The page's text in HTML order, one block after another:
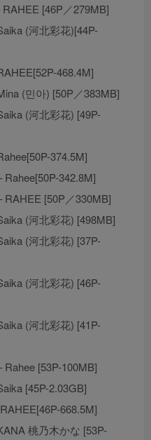
[46P／279MB]
(河北彩花)[44P-
468.4M]
(민아) [50P／383MB]
(河北彩花) [49P-
374.5M]
342.8M]
RAHEE [50P／330MB]
(河北彩花) [498MB]
(河北彩花) [37P-
(河北彩花) [46P-
(河北彩花) [41P-
[53P-100MB]
[45P-2.03GB]
668.5M]
桃乃木かな [53P-